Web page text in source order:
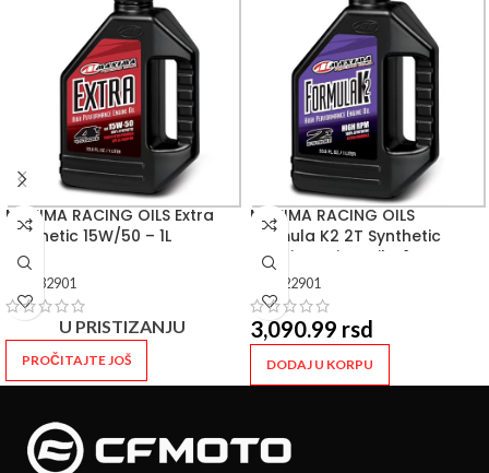
MAXIMA RACING OILS Extra
Synthetic 15W/50 – 1L
32901
U PRISTIZANJU
PROČITAJTE JOŠ
MAXIMA RACING OILS
Formula K2 2T Synthetic
Premix Racing Oil – 1L
22901
3,090.99 rsd
DODAJ U KORPU